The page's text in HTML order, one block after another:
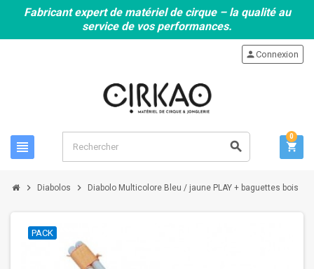
Fabricant expert de matériel de cirque – la qualité au
service de vos performances.
view_headline search
personConnexion
shopping_cart
0
chevron_right Diabolos chevron_right Diabolo Multicolore Bleu / jaune PLAY + baguettes bois
PACK